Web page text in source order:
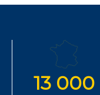
13 000